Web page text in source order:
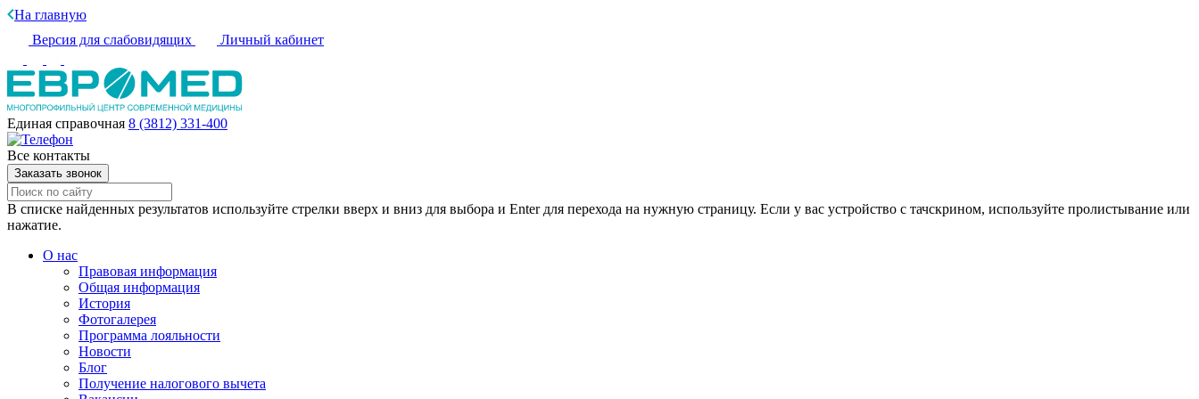
На главную
Версия для слабовидящих
Личный кабинет
Единая справочная 8 (3812) 331-400
Все контакты
Заказать звонок
В списке найденных результатов используйте стрелки вверх и вниз для выбора и Enter для перехода на нужную страницу. Если у вас устройство с тачскрином, используйте пролистывание или
нажатие.
О нас
Правовая информация
Общая информация
История
Фотогалерея
Программа лояльности
Новости
Блог
Получение налогового вычета